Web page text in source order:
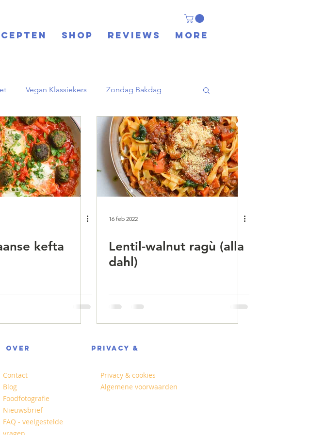
SHOP REVIEWS More
Vegan Klassiekers Zondag Bakdag
Aziatisch Midden-Oosters Reis
kefta
16 feb 2022
Lentil-walnut ragù (alla
dahl)
OVER
PRIVACY &
Contact
Blog
Foodfotografie
Nieuwsbrief
FAQ - veelgestelde
Privacy & cookies
Algemene voorwaarden